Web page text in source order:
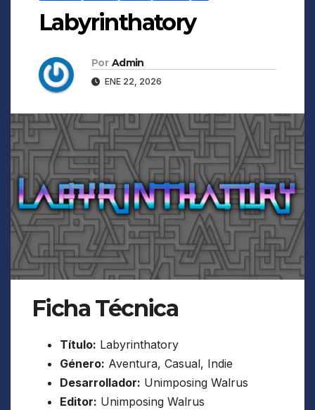
Labyrinthatory
Por Admin
ENE 22, 2026
Ficha Técnica
Título: Labyrinthatory
Género: Aventura, Casual, Indie
Desarrollador: Unimposing Walrus
Editor: Unimposing Walrus